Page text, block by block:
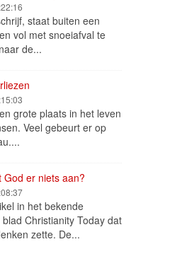
staat buiten een
vol met snoeiafval te
de...
grote plaats in het leven
Veel gebeurt er op
God er niets aan?
in het bekende
Christianity Today dat
zette. De...